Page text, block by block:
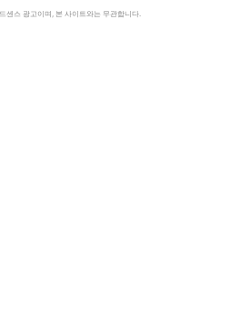
센스 광고이며, 본 사이트와는 무관합니다.